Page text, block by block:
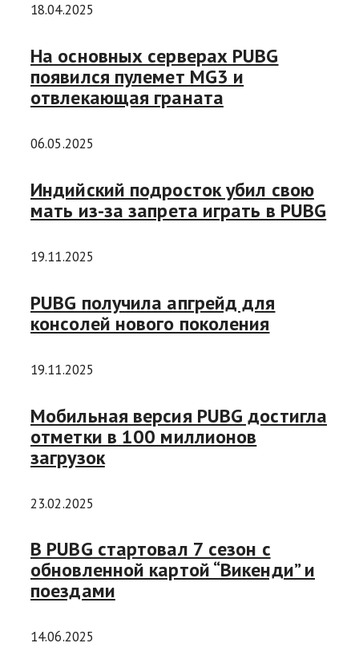
18.04.2025
На основных серверах PUBG
появился пулемет MG3 и
отвлекающая граната
06.05.2025
Индийский подросток убил свою
мать из-за запрета играть в PUBG
19.11.2025
PUBG получила апгрейд для
консолей нового поколения
19.11.2025
Мобильная версия PUBG достигла
отметки в 100 миллионов
загрузок
23.02.2025
В PUBG стартовал 7 сезон с
обновленной картой “Викенди” и
поездами
14.06.2025